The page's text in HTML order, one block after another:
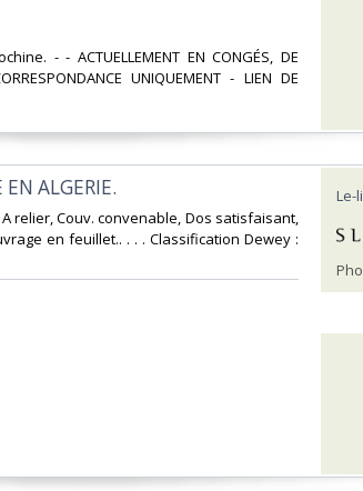
- - ACTUELLEMENT EN CONGÉS, DE
UNIQUEMENT - LIEN DE
ALGERIE.‎
relier, Couv. convenable, Dos satisfaisant,
en feuillet.. . . . Classification Dewey :
Le-